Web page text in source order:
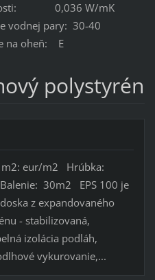
0,036 W/mK
vodnej pary: 30-40
na oheň: E
polystyrén
m2: eur/m2 Hrúbka:
30m2 EPS 100 je
z expandovaného
- stabilizovaná,
izolácia podláh,
vykurovanie,...